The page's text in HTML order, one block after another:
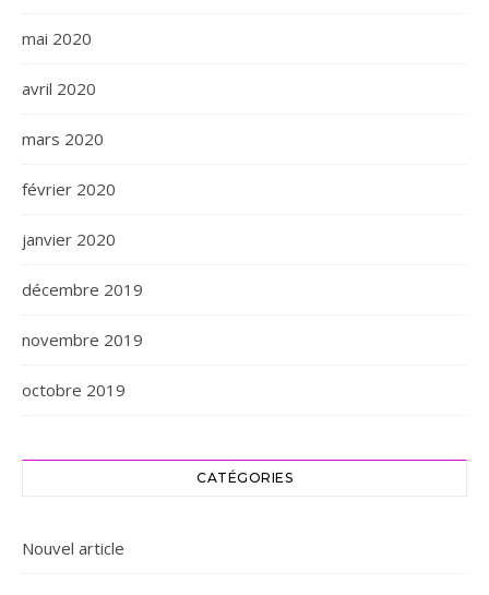
mai 2020
avril 2020
mars 2020
février 2020
janvier 2020
décembre 2019
novembre 2019
octobre 2019
CATÉGORIES
Nouvel article